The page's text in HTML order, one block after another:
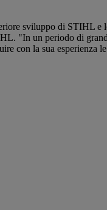
sviluppo di STIHL
"In un periodo di
con la sua esperienza